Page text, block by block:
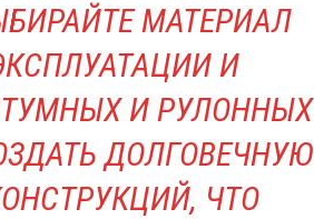
МАТЕРИАЛ
И
И РУЛОННЫХ
ДОЛГОВЕЧНУЮ
ЧТО